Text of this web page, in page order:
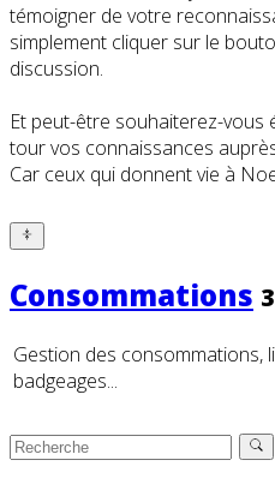
témoigner de votre
simplement cliquer sur le
discussion.
Et peut-être souhaiterez-vous
tour vos connaissances
Car ceux qui donnent vie à
Consommations
Gestion des consommations,
badgeages...